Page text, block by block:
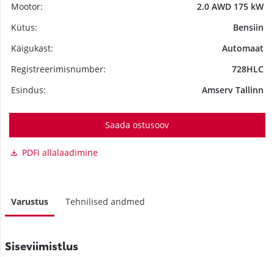
Mootor:
2.0 AWD 175 kW
Kütus:
Bensiin
Käigukast:
Automaat
Registreerimisnumber:
728HLC
Esindus:
Amserv Tallinn
Saada ostusoov
PDFi allalaadimine
Varustus Tehnilised andmed
Siseviimistlus